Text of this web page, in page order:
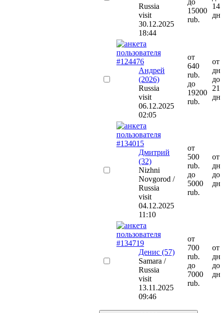
Russia
visit
30.12.2025
18:44
до
15000
rub.
14
дн
Андрей
(2026)
Russia
visit
06.12.2025
02:05
от
640
rub.
до
19200
rub.
до
21
дн
Дмитрий
(32)
Nizhni
Novgorod /
Russia
visit
04.12.2025
11:10
от
500
rub.
до
5000
rub.
дн
Денис (57)
Samara /
Russia
visit
13.11.2025
09:46
от
700
rub.
до
7000
rub.
дн